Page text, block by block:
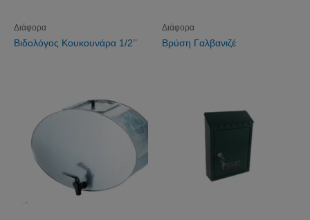
Διάφορα
Βιδολόγος Κουκουνάρα 1/2’’
Διάφορα
Βρύση Γαλβανιζέ